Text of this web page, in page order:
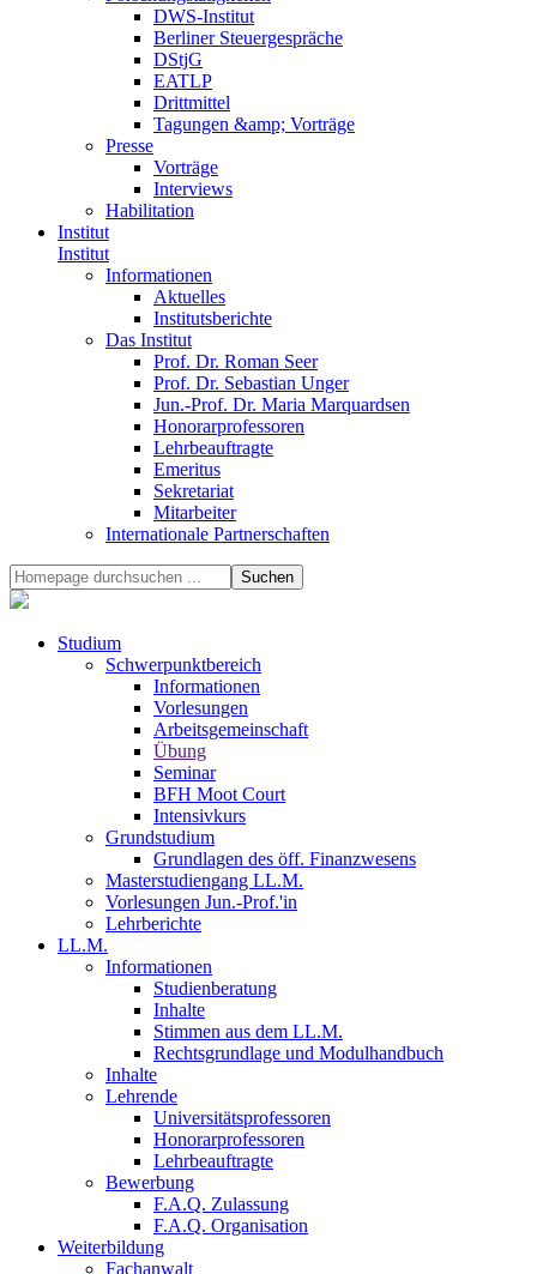
DWS-Institut
Berliner Steuergespräche
DStjG
EATLP
Drittmittel
Tagungen &amp; Vorträge
Presse
Vorträge
Interviews
Habilitation
Institut
Institut
Informationen
Aktuelles
Institutsberichte
Das Institut
Prof. Dr. Roman Seer
Prof. Dr. Sebastian Unger
Jun.-Prof. Dr. Maria Marquardsen
Honorarprofessoren
Lehrbeauftragte
Emeritus
Sekretariat
Mitarbeiter
Internationale Partnerschaften
Studium
Schwerpunktbereich
Informationen
Vorlesungen
Arbeitsgemeinschaft
Übung
Seminar
BFH Moot Court
Intensivkurs
Grundstudium
Grundlagen des öff. Finanzwesens
Masterstudiengang LL.M.
Vorlesungen Jun.-Prof.'in
Lehrberichte
LL.M.
Informationen
Studienberatung
Inhalte
Stimmen aus dem LL.M.
Rechtsgrundlage und Modulhandbuch
Inhalte
Lehrende
Universitätsprofessoren
Honorarprofessoren
Lehrbeauftragte
Bewerbung
F.A.Q. Zulassung
F.A.Q. Organisation
Weiterbildung
Fachanwalt